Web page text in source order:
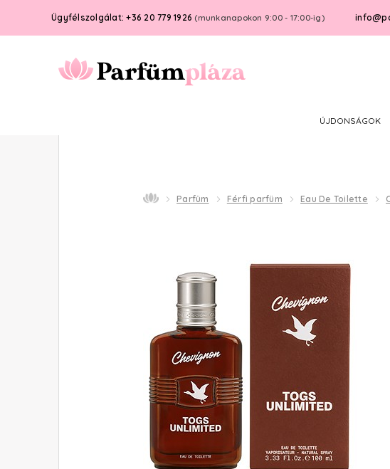
Ügyfélszolgálat: +36 20 779 1926 (munkanapokon 9:00 - 17:00-ig)
ÚJDONSÁGOK
Parfüm Férfi parfüm Eau De Toilette